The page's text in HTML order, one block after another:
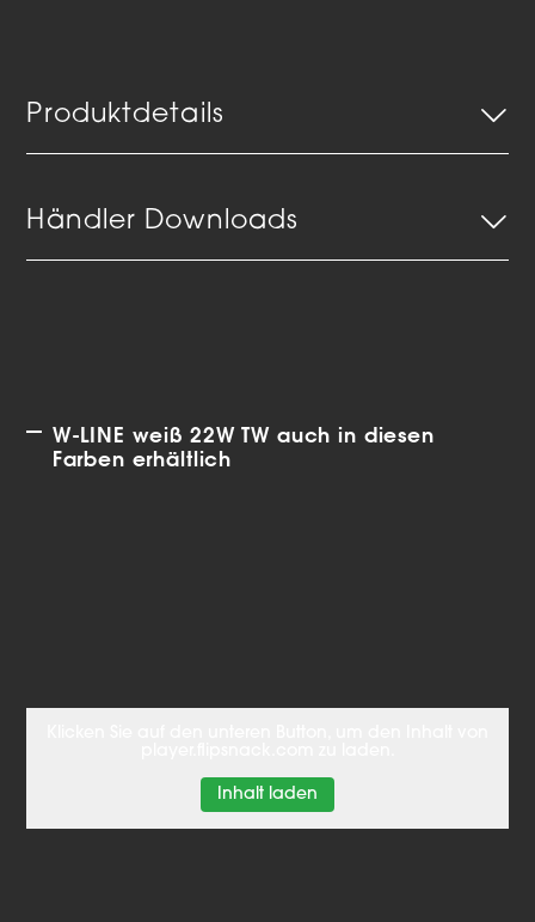
Produktdetails
Händler Downloads
W-LINE weiß 22W TW auch in diesen
Farben erhältlich
Inhalt laden